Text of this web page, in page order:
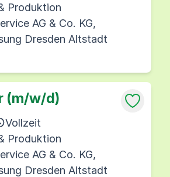
Produktion
AG & Co. KG,
Dresden Altstadt
(m/w/d)
Vollzeit
Produktion
AG & Co. KG,
Dresden Altstadt